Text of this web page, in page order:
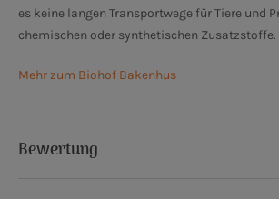
es keine langen Transportwege für Tiere und
chemischen oder synthetischen Zusatzstoffe.
Mehr zum Biohof Bakenhus
Bewertung